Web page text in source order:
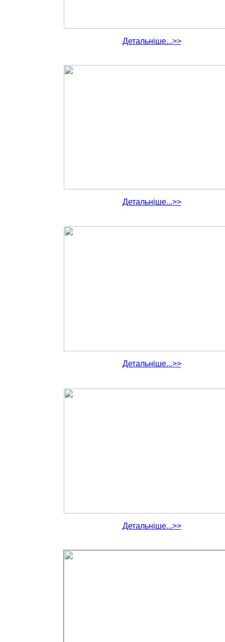
Детальніше...>>
Детальніше...>>
Детальніше...>>
Детальніше...>>